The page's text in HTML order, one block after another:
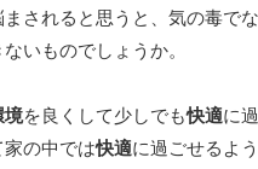
されると思うと、気の毒でな
いものでしょうか。
境を良くして少しでも快適に
の中では快適に過ごせるよ